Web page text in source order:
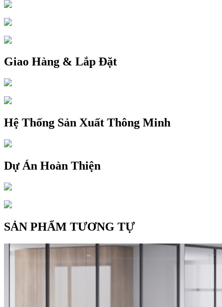
Giao Hàng & Lắp Đặt
Hệ Thống Sản Xuất Thông Minh
Dự Án Hoàn Thiện
SẢN PHẨM TƯƠNG TỰ